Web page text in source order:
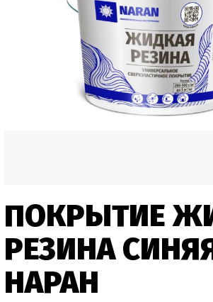
ПОКРЫТИЕ
РЕЗИНА
НАРАН